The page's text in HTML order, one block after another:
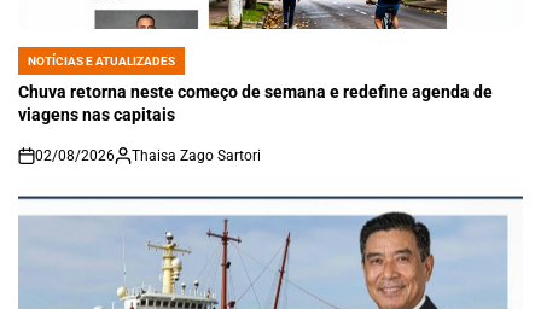
POSTED
IN
NOTÍCIAS E ATUALIZADES
Chuva retorna neste começo de semana e redefine agenda de
viagens nas capitais
on
02/08/2026 Thaisa Zago Sartori